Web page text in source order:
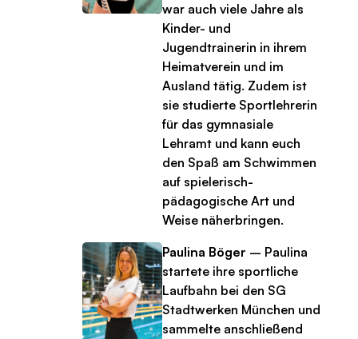
war auch viele Jahre als
Kinder- und
Jugendtrainerin in ihrem
Heimatverein und im
Ausland tätig. Zudem ist
sie studierte Sportlehrerin
für das gymnasiale
Lehramt und kann euch
den Spaß am Schwimmen
auf spielerisch-
pädagogische Art und
Weise näherbringen.
Paulina Böger – Paulina
startete ihre sportliche
Laufbahn bei den SG
Stadtwerken München und
sammelte anschließend